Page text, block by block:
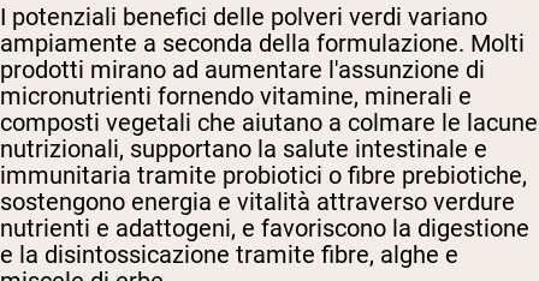
I potenziali benefici delle polveri verdi variano
ampiamente a seconda della formulazione. Molti
prodotti mirano ad aumentare l'assunzione di
micronutrienti fornendo vitamine, minerali e
composti vegetali che aiutano a colmare le lacune
nutrizionali, supportano la salute intestinale e
immunitaria tramite probiotici o fibre prebiotiche,
sostengono energia e vitalità attraverso verdure
nutrienti e adattogeni, e favoriscono la digestione
e la disintossicazione tramite fibre, alghe e